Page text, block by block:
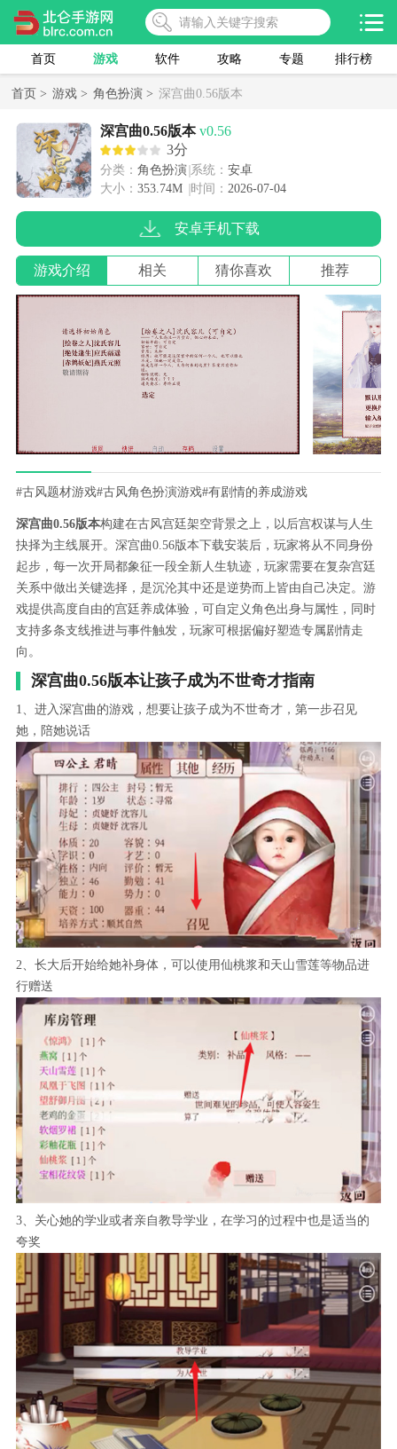
首页 游戏 软件 攻略 专题 排行榜
首页 > 游戏 > 角色扮演 > 深宫曲0.56版本
深宫曲0.56版本v0.56
3分
分类： 角色扮演 系统： 安卓
大小： 353.74M 时间： 2026-07-04
安卓手机下载
游戏介绍 相关 猜你喜欢 推荐
#古风题材游戏#古风角色扮演游戏#有剧情的养成游戏
深宫曲0.56版本构建在古风宫廷架空背景之上，以后宫权谋与人生
抉择为主线展开。深宫曲0.56版本下载安装后，玩家将从不同身份
起步，每一次开局都象征一段全新人生轨迹，玩家需要在复杂宫廷
关系中做出关键选择，是沉沦其中还是逆势而上皆由自己决定。游
戏提供高度自由的宫廷养成体验，可自定义角色出身与属性，同时
支持多条支线推进与事件触发，玩家可根据偏好塑造专属剧情走
向。
深宫曲0.56版本让孩子成为不世奇才指南
1、进入深宫曲的游戏，想要让孩子成为不世奇才，第一步召见
她，陪她说话
2、长大后开始给她补身体，可以使用仙桃浆和天山雪莲等物品进
行赠送
3、关心她的学业或者亲自教导学业，在学习的过程中也是适当的
夸奖